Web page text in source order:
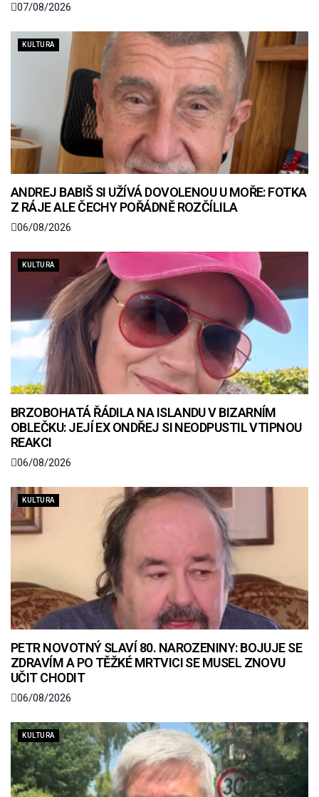
07/08/2026
KULTURA
ANDREJ BABIŠ SI UŽÍVÁ DOVOLENOU U MOŘE: FOTKA
Z RÁJE ALE ČECHY POŘÁDNĚ ROZČÍLILA
06/08/2026
KULTURA
BRZOBOHATÁ ŘÁDILA NA ISLANDU V BIZARNÍM
OBLEČKU: JEJÍ EX ONDŘEJ SI NEODPUSTIL VTIPNOU
REAKCI
06/08/2026
KULTURA
PETR NOVOTNÝ SLAVÍ 80. NAROZENINY: BOJUJE SE
ZDRAVÍM A PO TĚŽKÉ MRTVICI SE MUSEL ZNOVU
UČIT CHODIT
06/08/2026
KULTURA